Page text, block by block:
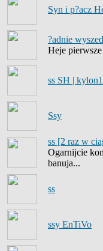
Syn i p?acz
?adnie
Heje
ss SH |
Ssy
ss [2 raz w
Ogarnijcie
banuja...
ss
ssy EnTiVo